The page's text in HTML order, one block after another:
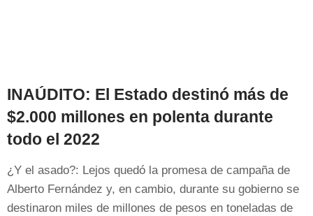
INAÚDITO: El Estado destinó más de
$2.000 millones en polenta durante
todo el 2022
¿Y el asado?: Lejos quedó la promesa de campaña de
Alberto Fernández y, en cambio, durante su gobierno se
destinaron miles de millones de pesos en toneladas de